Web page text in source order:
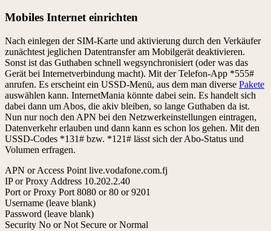
Mobiles Internet einrichten
Nach einlegen der SIM-Karte und aktivierung durch den Verkäufer
zunächtest jeglichen Datentransfer am Mobilgerät deaktivieren.
Sonst ist das Guthaben schnell wegsynchronisiert (oder was das
Gerät bei Internetverbindung macht). Mit der Telefon-App *555#
anrufen. Es erscheint ein USSD-Menü, aus dem man diverse Pakete
auswählen kann. InternetMania könnte dabei sein. Es handelt sich
dabei dann um Abos, die akiv bleiben, so lange Guthaben da ist.
Nun nur noch den APN bei den Netzwerkeinstellungen eintragen,
Datenverkehr erlauben und dann kann es schon los gehen. Mit den
USSD-Codes *131# bzw. *121# lässt sich der Abo-Status und
Volumen erfragen.
APN or Access Point live.vodafone.com.fj
IP or Proxy Address 10.202.2.40
Port or Proxy Port 8080 or 80 or 9201
Username (leave blank)
Password (leave blank)
Security No or Not Secure or Normal